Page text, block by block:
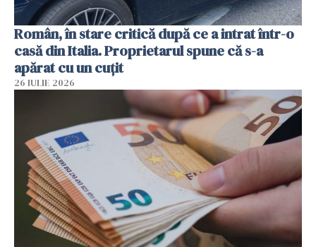
Român, în stare critică după ce a intrat într-o
casă din Italia. Proprietarul spune că s-a
apărat cu un cuțit
26 IULIE 2026